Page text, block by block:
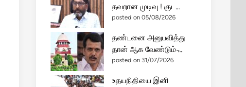
தவறான முடிவு ! குட...
posted on 05/08/2026
தண்டனை அனுபவித்து
தான் ஆக வேண்டும் ̵...
posted on 31/07/2026
உதயநிதியை இனி